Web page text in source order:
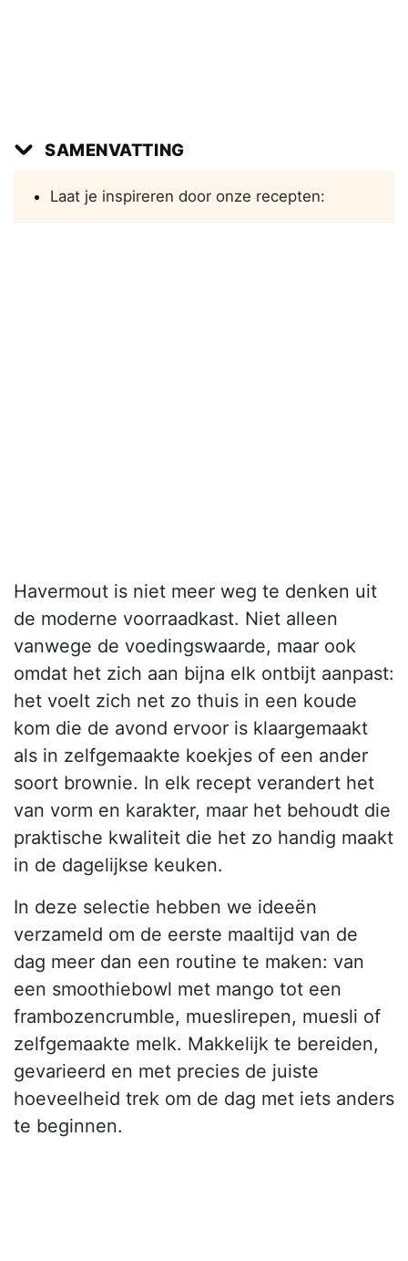
SAMENVATTING
Laat je inspireren door onze recepten:
Havermout is niet meer weg te denken uit
de moderne voorraadkast. Niet alleen
vanwege de voedingswaarde, maar ook
omdat het zich aan bijna elk ontbijt aanpast:
het voelt zich net zo thuis in een koude
kom die de avond ervoor is klaargemaakt
als in zelfgemaakte koekjes of een ander
soort brownie. In elk recept verandert het
van vorm en karakter, maar het behoudt die
praktische kwaliteit die het zo handig maakt
in de dagelijkse keuken.
In deze selectie hebben we ideeën
verzameld om de eerste maaltijd van de
dag meer dan een routine te maken: van
een smoothiebowl met mango tot een
frambozencrumble, mueslirepen, muesli of
zelfgemaakte melk. Makkelijk te bereiden,
gevarieerd en met precies de juiste
hoeveelheid trek om de dag met iets anders
te beginnen.